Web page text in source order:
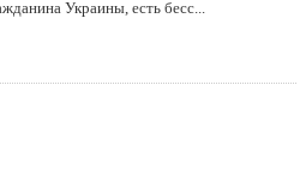
Украины, есть бесс...